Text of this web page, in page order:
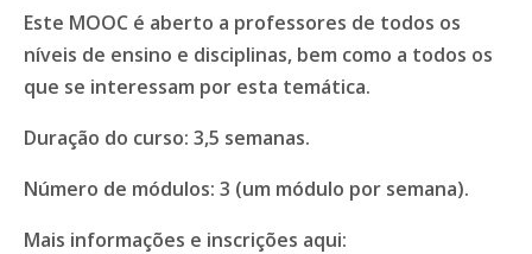
Este MOOC é aberto a professores de todos os
níveis de ensino e disciplinas, bem como a todos os
que se interessam por esta temática.
Duração do curso: 3,5 semanas.
Número de módulos: 3 (um módulo por semana).
Mais informações e inscrições aqui: